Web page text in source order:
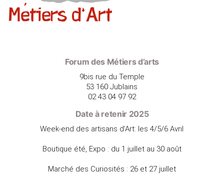
Forum des Métiers d’arts
9bis rue du Temple
53 160 Jublains
02 43 04 97 92
Date à retenir 2025
Week-end des artisans d’Art: les 4/5/6 Avril
Boutique été, Expo : du 1 juillet au 30 août
Marché des Curiosités : 26 et 27 juillet